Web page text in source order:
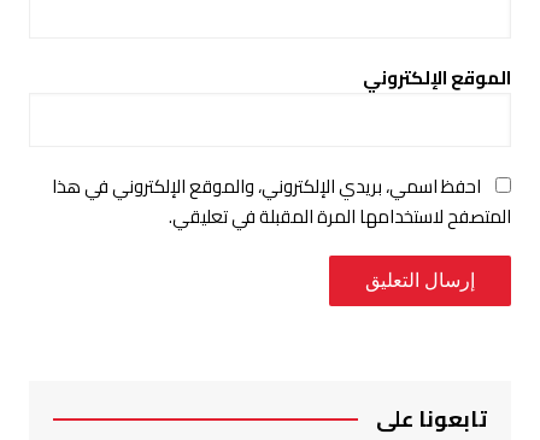
الموقع الإلكتروني
احفظ اسمي، بريدي الإلكتروني، والموقع الإلكتروني في هذا
المتصفح لاستخدامها المرة المقبلة في تعليقي.
تابعونا على